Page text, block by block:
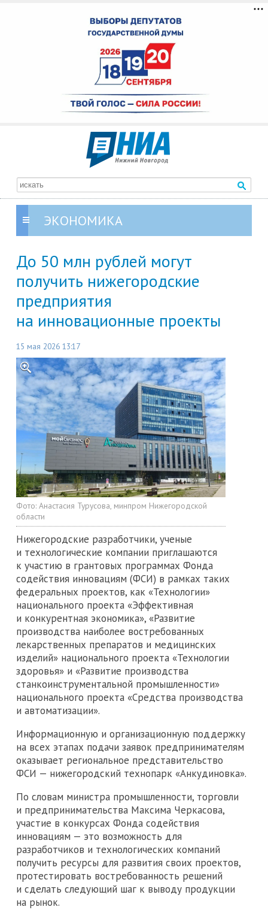
ЭКОНОМИКА
До 50 млн рублей могут
получить нижегородские
предприятия
на инновационные проекты
15 мая 2026 13:17
Фото: Анастасия Турусова, минпром Нижегородской
области
Нижегородские разработчики, ученые
и технологические компании приглашаются
к участию в грантовых программах Фонда
содействия инновациям (ФСИ) в рамках таких
федеральных проектов, как «Технологии»
национального проекта «Эффективная
и конкурентная экономика», «Развитие
производства наиболее востребованных
лекарственных препаратов и медицинских
изделий» национального проекта «Технологии
здоровья» и «Развитие производства
станкоинструментальной промышленности»
национального проекта «Средства производства
и автоматизации».
Информационную и организационную поддержку
на всех этапах подачи заявок предпринимателям
оказывает региональное представительство
ФСИ — нижегородский технопарк «Анкудиновка».
По словам министра промышленности, торговли
и предпринимательства Максима Черкасова,
участие в конкурсах Фонда содействия
инновациям — это возможность для
разработчиков и технологических компаний
получить ресурсы для развития своих проектов,
протестировать востребованность решений
и сделать следующий шаг к выводу продукции
на рынок.